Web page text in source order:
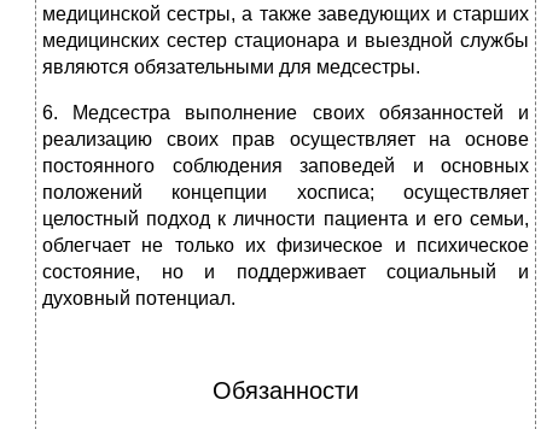
медицинской сестры, а также заведующих и старших
медицинских сестер стационара и выездной службы
являются обязательными для медсестры.
6. Медсестра выполнение своих обязанностей и
реализацию своих прав осуществляет на основе
постоянного соблюдения заповедей и основных
положений концепции хосписа; осуществляет
целостный подход к личности пациента и его семьи,
облегчает не только их физическое и психическое
состояние, но и поддерживает социальный и
духовный потенциал.
Обязанности